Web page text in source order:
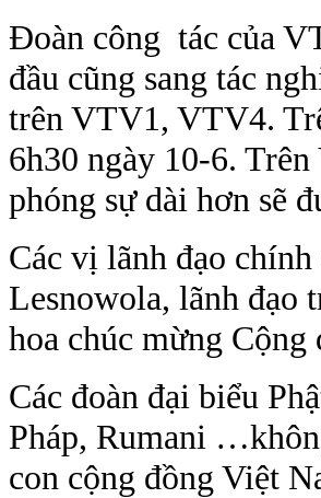
Đoàn công tác của
đầu cũng sang tác
trên VTV1, VTV4.
6h30 ngày 10-6.
phóng sự dài hơn sẽ
Các vị lãnh đạo
Lesnowola, lãnh đạo
hoa chúc mừng Cộng
Các đoàn đại biểu
Pháp, Rumani
con cộng đồng Việt